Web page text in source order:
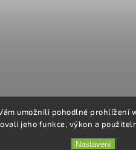
umožnili pohodlné
jeho funkce, výkon a
Nastavení